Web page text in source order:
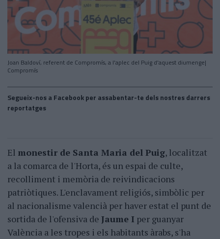
Joan Baldoví, referent de Compromís, a l'aplec del Puig d'aquest diumenge|
Compromís
Segueix-nos a Facebook per assabentar-te dels nostres darrers
reportatges
El monestir de Santa Maria del Puig, localitzat
a la comarca de l'Horta, és un espai de culte,
recolliment i memòria de reivindicacions
patriòtiques. L'enclavament religiós, simbòlic per
al nacionalisme valencià per haver estat el punt de
sortida de l'ofensiva de Jaume I per guanyar
València a les tropes i els habitants àrabs, s'ha